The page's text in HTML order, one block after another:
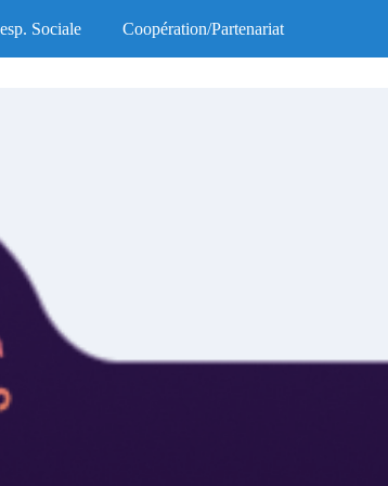
Sociale Coopération/Partenariat